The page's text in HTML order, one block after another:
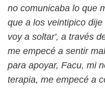
no comunicaba lo que
que a los veintipico
voy a soltar', a través
me empecé a sentir
para apoyar, Facu, mi
terapia, me empecé a